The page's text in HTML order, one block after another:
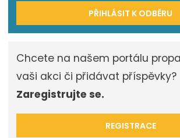
PŘIHLÁSIT K ODBĚRU
Chcete na našem portálu
vaši akci či přidávat příspěvky?
Zaregistrujte se.
REGISTRACE